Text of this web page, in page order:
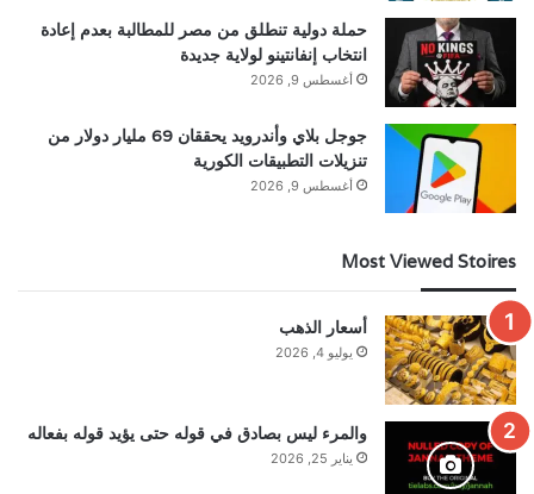
حملة دولية تنطلق من مصر للمطالبة بعدم إعادة
انتخاب إنفانتينو لولاية جديدة
أغسطس 9, 2026
جوجل بلاي وأندرويد يحققان 69 مليار دولار من
تنزيلات التطبيقات الكورية
أغسطس 9, 2026
Most Viewed Stoires
أسعار الذهب
يوليو 4, 2026
والمرء ليس بصادق في قوله حتى يؤيد قوله بفعاله
يناير 25, 2026